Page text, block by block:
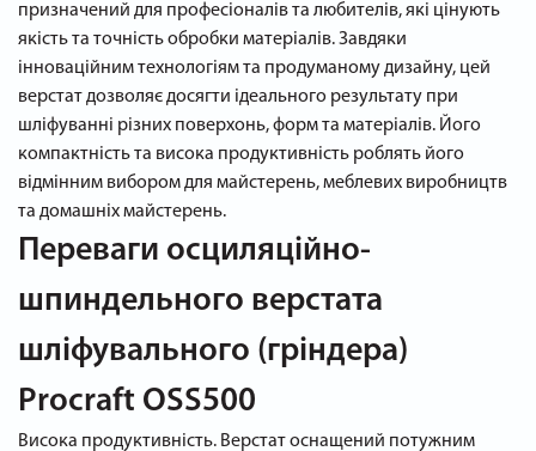
призначений для професіоналів та любителів, які цінують
якість та точність обробки матеріалів. Завдяки
інноваційним технологіям та продуманому дизайну, цей
верстат дозволяє досягти ідеального результату при
шліфуванні різних поверхонь, форм та матеріалів. Його
компактність та висока продуктивність роблять його
відмінним вибором для майстерень, меблевих виробництв
та домашніх майстерень.
Переваги осциляційно-
шпиндельного верстата
шліфувального (гріндера)
Procraft OSS500
Висока продуктивність. Верстат оснащений потужним